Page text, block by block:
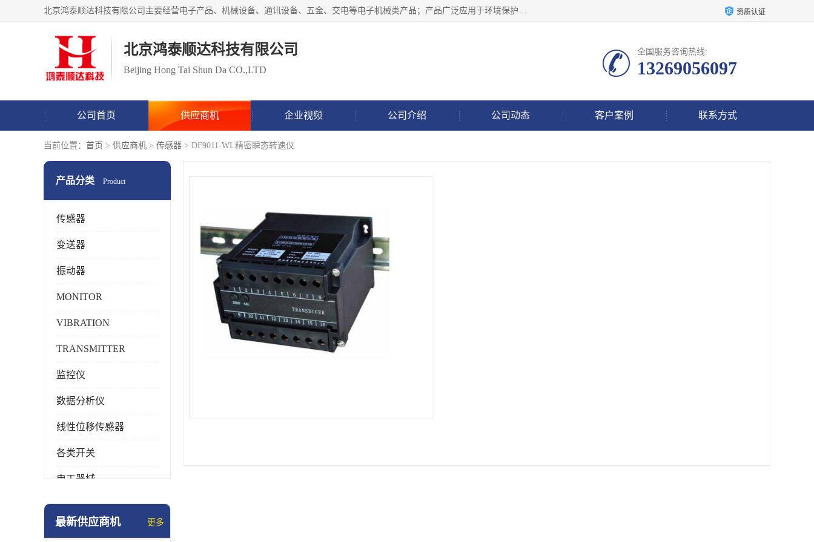
北京鸿泰顺达科技有限公司主要经营电子产品、机械设备、通讯设备、五金、交电等电子机械类产品；产品广泛应用于环境保护、石油化工、电力电子、冶金建筑、煤炭、农业、卫生防疫、教育科研等行业。并成功的与各地环境监测站、污水处理厂、卷烟厂、电厂、高校、科学院所、卫生防疫部门、煤矿、石化厂等用户建立了密切的合作关系。 资质认证
北京鸿泰顺达科技有限公司
Beijing Hong Tai Shun Da CO.,LTD
全国服务咨询热线:
13269056097
公司首页 供应商机 企业视频 公司介绍 公司动态 客户案例 联系方式
当前位置： 首页 > 供应商机 > 传感器 > DF9011-WL精密瞬态转速仪
产品分类 Product
传感器
变送器
振动器
MONITOR
VIBRATION
TRANSMITTER
监控仪
数据分析仪
线性位移传感器
各类开关
电工器械
模块化产品
最新供应商机 更多